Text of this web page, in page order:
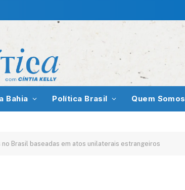
Bahia Política Brasil Quem Somos
Brasil baseadas em atos unilaterais estrangeiros